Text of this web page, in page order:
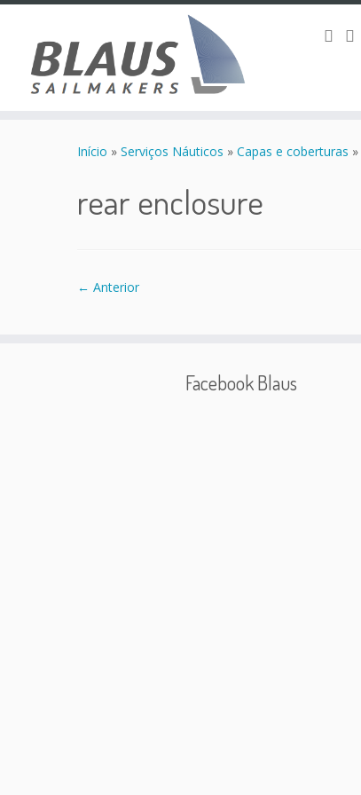
Início » Serviços Náuticos » Capas e coberturas »
rear enclosure
← Anterior
Facebook Blaus